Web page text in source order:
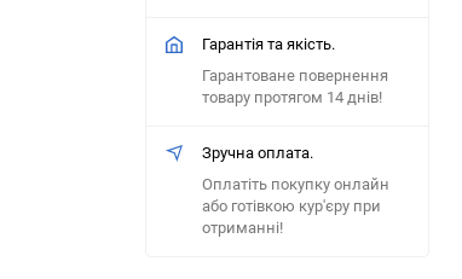
Гарантія та якість.
Гарантоване повернення
товару протягом 14 днів!
Зручна оплата.
Оплатіть покупку онлайн
або готівкою кур'єру при
отриманні!